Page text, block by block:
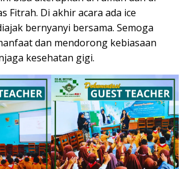
Fitrah. Di akhir acara ada ice
bernyanyi bersama. Semoga
dan mendorong kebiasaan
kesehatan gigi.